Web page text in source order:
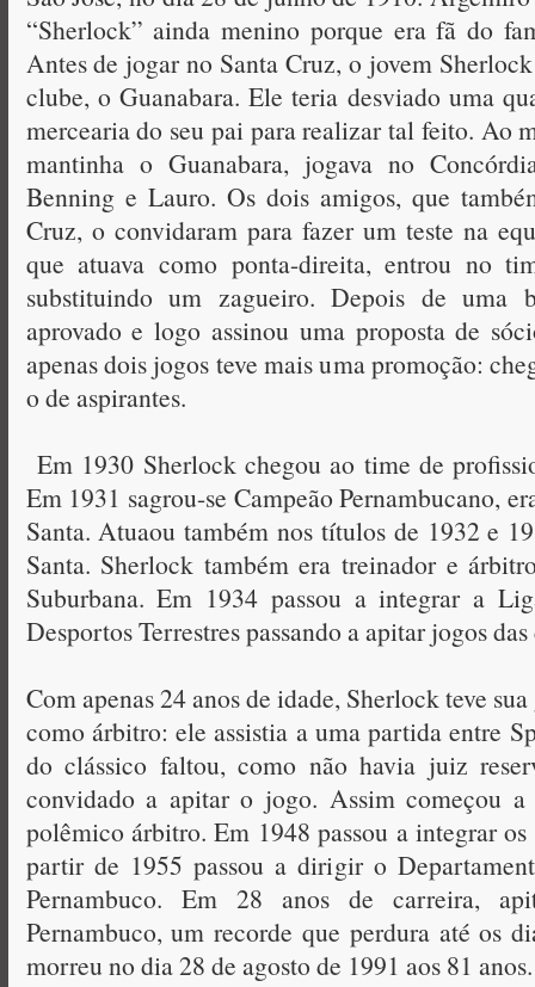
“Sherlock” ainda menino porque era fã do
Antes de jogar no Santa Cruz, o jovem
clube, o Guanabara. Ele teria desviado uma
mercearia do seu pai para realizar tal feito. Ao
mantinha o Guanabara, jogava no
Benning e Lauro. Os dois amigos, que
Cruz, o convidaram para fazer um teste na
que atuava como ponta-direita, entrou no
substituindo um zagueiro. Depois de uma
aprovado e logo assinou uma proposta de
apenas dois jogos teve mais uma promoção:
o de aspirantes.
Em 1930 Sherlock chegou ao time de
Em 1931 sagrou-se Campeão Pernambucano,
Santa. Atuaou também nos títulos de 1932 e
Santa. Sherlock também era treinador e
Suburbana. Em 1934 passou a integrar a
Desportos Terrestres passando a apitar jogos
Com apenas 24 anos de idade, Sherlock teve
como árbitro: ele assistia a uma partida entre
do clássico faltou, como não havia juiz
convidado a apitar o jogo. Assim começou
polêmico árbitro. Em 1948 passou a integrar
partir de 1955 passou a dirigir o
Pernambuco. Em 28 anos de carreira,
Pernambuco, um recorde que perdura até os
morreu no dia 28 de agosto de 1991 aos 81 anos.